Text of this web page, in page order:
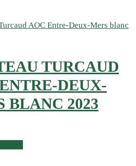
TURCAUD
DEUX-
BLANC 2023